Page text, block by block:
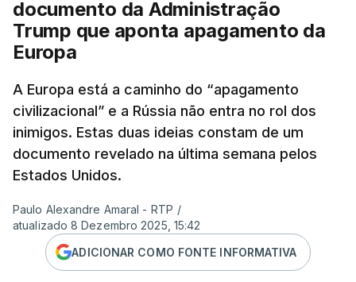
documento da Administração
Trump que aponta apagamento da
Europa
A Europa está a caminho do “apagamento
civilizacional” e a Rússia não entra no rol dos
inimigos. Estas duas ideias constam de um
documento revelado na última semana pelos
Estados Unidos.
Paulo Alexandre Amaral - RTP /
atualizado 8 Dezembro 2025, 15:42
ADICIONAR COMO FONTE INFORMATIVA